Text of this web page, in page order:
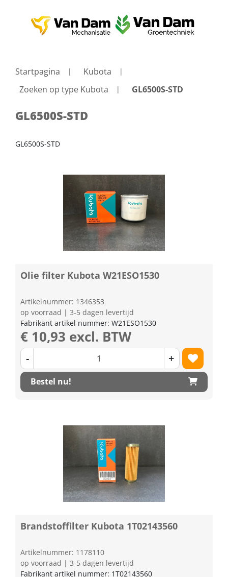
Startpagina
Kubota
Zoeken op type Kubota
GL6500S-STD
GL6500S-STD
GL6500S-STD
Olie filter Kubota W21ESO1530
Artikelnummer: 1346353
op voorraad | 3-5 dagen levertijd
Fabrikant artikel nummer: W21ESO1530
€ 10,93 excl. BTW
- +
Bestel nu!
Brandstoffilter Kubota 1T02143560
Artikelnummer: 1178110
op voorraad | 3-5 dagen levertijd
Fabrikant artikel nummer: 1T02143560